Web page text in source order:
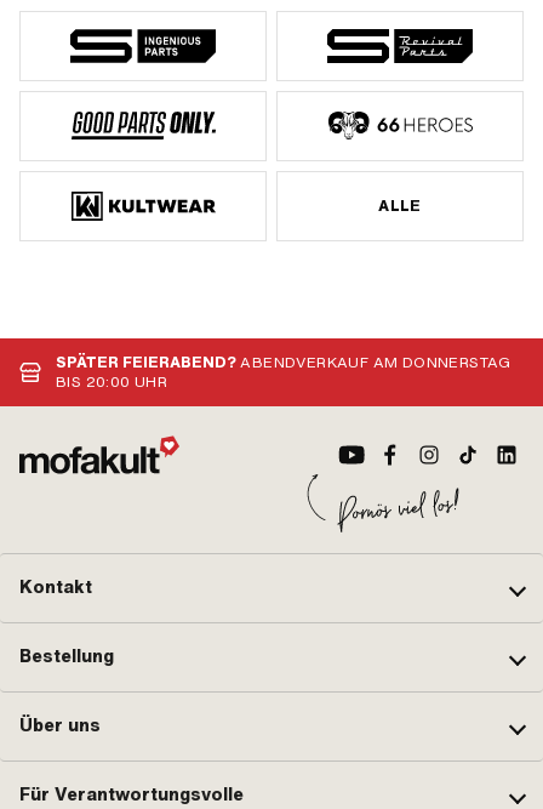
ALLE
SPÄTER FEIERABEND?ABENDVERKAUF AM DONNERSTAG
BIS 20:00 UHR
Kontakt
Bestellung
Über uns
Für Verantwortungsvolle